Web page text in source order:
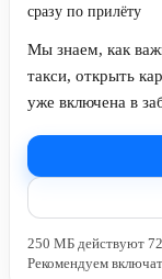
сразу по прилёту
Мы знаем, как
такси, открыть
уже включена в
250 МБ действуют 72
Рекомендуем